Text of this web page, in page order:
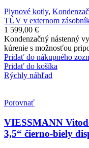
Plynové kotly,
TÚV v externom
1 599,00 €
Kondenzačný nástenný
kúrenie s možnosťou
Pridať do nákupného
Pridať do košíka
Rýchly náhľad
Porovnať
VIESSMANN
3,5“ čierno-biely